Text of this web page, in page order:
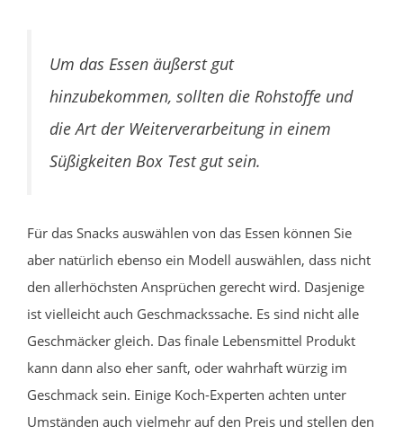
Um das Essen äußerst gut
hinzubekommen, sollten die Rohstoffe und
die Art der Weiterverarbeitung in einem
Süßigkeiten Box Test gut sein.
Für das Snacks auswählen von das Essen können Sie
aber natürlich ebenso ein Modell auswählen, dass nicht
den allerhöchsten Ansprüchen gerecht wird. Dasjenige
ist vielleicht auch Geschmackssache. Es sind nicht alle
Geschmäcker gleich. Das finale Lebensmittel Produkt
kann dann also eher sanft, oder wahrhaft würzig im
Geschmack sein. Einige Koch-Experten achten unter
Umständen auch vielmehr auf den Preis und stellen den